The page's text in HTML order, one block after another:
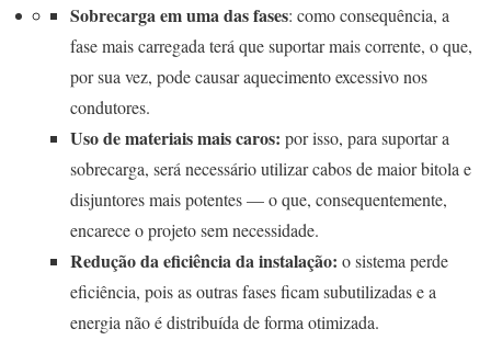
Sobrecarga em uma das fases: como consequência, a
fase mais carregada terá que suportar mais corrente, o que,
por sua vez, pode causar aquecimento excessivo nos
condutores.
Uso de materiais mais caros: por isso, para suportar a
sobrecarga, será necessário utilizar cabos de maior bitola e
disjuntores mais potentes — o que, consequentemente,
encarece o projeto sem necessidade.
Redução da eficiência da instalação: o sistema perde
eficiência, pois as outras fases ficam subutilizadas e a
energia não é distribuída de forma otimizada.